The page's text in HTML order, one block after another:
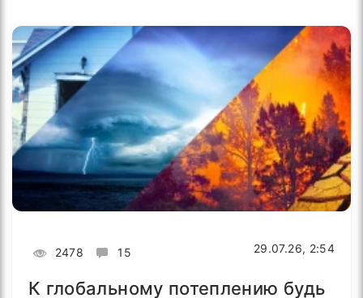
2478 15 29.07.26, 2:54
К глобальному потеплению будь